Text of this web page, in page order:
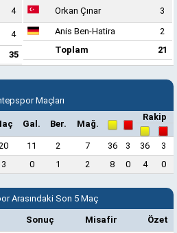
4
4
35
Orkan Çınar
3
Anis Ben-Hatira
2
Toplam
21
Maçları
Gal. Ber. Mağ.
Rakip
11 2 7 36 3 36
3
3 0 1 2 8 0 4 0
Arasındaki Son 5 Maç
Sonuç Misafir Özet